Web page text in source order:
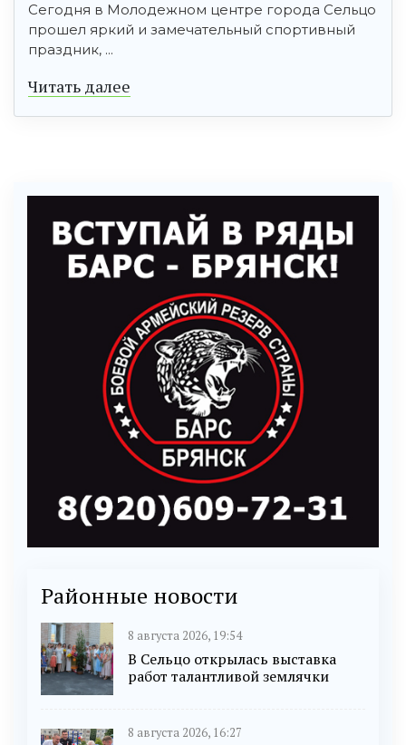
Сегодня в Молодежном центре города Сельцо
прошел яркий и замечательный спортивный
праздник, ...
Читать далее
Районные новости
8 августа 2026, 19:54
В Сельцо открылась выставка
работ талантливой землячки
8 августа 2026, 16:27